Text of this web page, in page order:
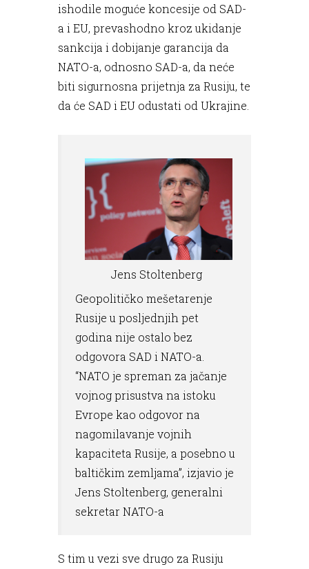
ishodile moguće koncesije od SAD-
a i EU, prevashodno kroz ukidanje
sankcija i dobijanje garancija da
NATO-a, odnosno SAD-a, da neće
biti sigurnosna prijetnja za Rusiju, te
da će SAD i EU odustati od Ukrajine.
Jens Stoltenberg
Geopolitičko mešetarenje
Rusije u posljednjih pet
godina nije ostalo bez
odgovora SAD i NATO-a.
“NATO je spreman za jačanje
vojnog prisustva na istoku
Evrope kao odgovor na
nagomilavanje vojnih
kapaciteta Rusije, a posebno u
baltičkim zemljama”, izjavio je
Jens Stoltenberg, generalni
sekretar NATO-a
S tim u vezi sve drugo za Rusiju